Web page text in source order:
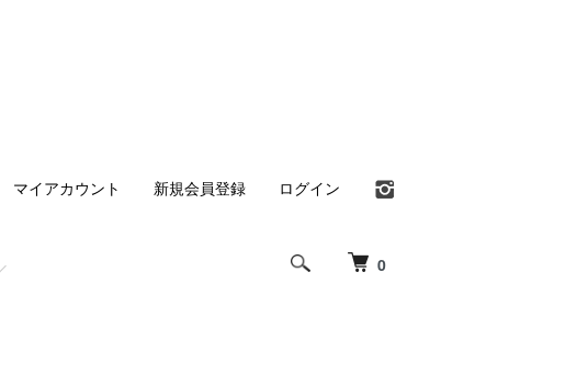
0
マイアカウント 新規会員登録 ログイン